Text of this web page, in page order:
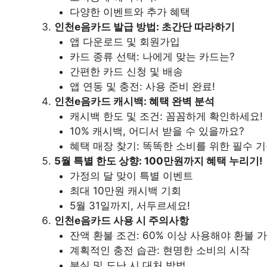
다양한 이벤트와 추가 혜택
인천e음카드 발급 방법: 초간단 따라하기
앱 다운로드 및 회원가입
카드 종류 선택: 나에게 맞는 카드는?
간편한 카드 신청 및 배송
앱 연동 및 충전: 사용 준비 완료!
인천e음카드 캐시백: 혜택 완벽 분석
캐시백 한도 및 조건: 꼼꼼하게 확인하세요!
10% 캐시백, 어디서 받을 수 있을까요?
혜택 매장 찾기: 똑똑한 소비를 위한 필수
5월 특별 한도 상향: 100만원까지 혜택 누리기!
가정의 달 맞이 특별 이벤트
최대 10만원 캐시백 기회
5월 31일까지, 서두르세요!
인천e음카드 사용 시 주의사항
잔액 환불 조건: 60% 이상 사용해야 환불
계획적인 충전 습관: 현명한 소비의 시작